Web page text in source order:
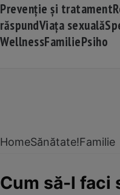
Prevenție și tratament
răspundViața sexuală
WellnessFamiliePsiho
HomeSănătate!Familie
Cum să-l faci